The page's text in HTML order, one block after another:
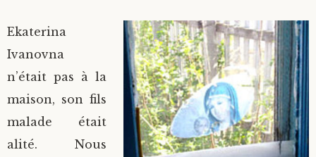
Ekaterina
Ivanovna
n’était pas à la
maison, son fils
malade était
alité. Nous